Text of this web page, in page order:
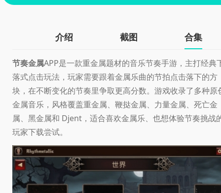
介绍 截图 合集
节奏金属APP是一款重金属题材的音乐节奏手游，主打经典
落式点击玩法，玩家需要跟着金属乐曲的节拍点击落下的方
块，在不断变化的节奏里争取更高分数。游戏收录了多种原
金属音乐，风格覆盖重金属、鞭挞金属、力量金属、死亡金
属、黑金属和 Djent，适合喜欢金属乐、也想体验节奏挑战
玩家下载尝试。